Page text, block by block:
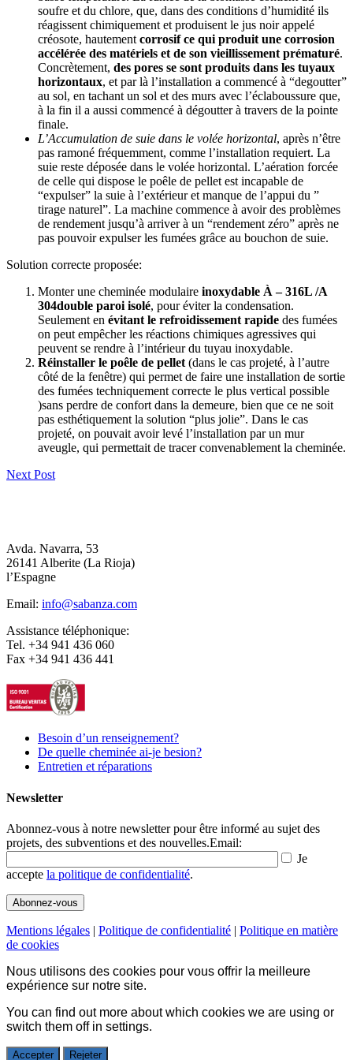
soufre et du chlore, que, dans des conditions d’humidité ils
réagissent chimiquement et produisent le jus noir appelé
créosote, hautementcorrosif ce qui produit une corrosion
accélérée des matériels et de son vieillissement prématuré.
Concrètement, des pores se sont produits dans les tuyaux
horizontaux, et par là l’installation a commencé à “degoutter”
au sol, en tachant un sol et des murs avec l’éclaboussure que,
à la fin il a aussi commencé à dégoutter à travers de la pointe
finale.
L’Accumulation de suie dans le volée horizontal, après n’être
pas ramoné fréquemment, comme l’installation requiert. La
suie reste déposée dans le volée horizontal. L’aération forcée
de celle qui dispose le poêle de pellet est incapable de
“expulser” la suie à l’extérieur et manque de l’appui du ”
tirage naturel”. La machine commence à avoir des problèmes
de rendement jusqu’à arriver à un “rendement zéro” après ne
pas pouvoir expulser les fumées grâce au bouchon de suie.
Solution correcte proposée:
Monter une cheminée modulaire inoxydable À – 316L /A
304double paroi isolé, pour éviter la condensation.
Seulement en évitant le refroidissement rapide des fumées
on peut empêcher les réactions chimiques agressives qui
peuvent se rendre à l’intérieur du tuyau inoxydable.
Réinstaller le poêle de pellet(dans le cas projeté, à l’autre
côté de la fenêtre) qui permet de faire une installation de sortie
des fumées techniquement correcte le plus vertical possible
)sans perdre de confort dans la demeure, bien que ce ne soit
pas esthétiquement la solution “plus jolie”. Dans le cas
projeté, on pouvait avoir levé l’installation par un mur
aveugle, qui permettait de tracer convenablement la cheminée.
Next Post
Avda. Navarra, 53
26141 Alberite (La Rioja)
l’Espagne
Email: info@sabanza.com
Assistance téléphonique:
Tel. +34 941 436 060
Fax +34 941 436 441
Besoin d’un renseignement?
De quelle cheminée ai-je besion?
Entretien et réparations
Newsletter
Abonnez-vous à notre newsletter pour être informé au sujet des
projets, des subventions et des nouvelles.Email:
Je
accepte la politique de confidentialité.
Mentions légales | Politique de confidentialité | Politique en matière
de cookies
Nous utilisons des cookies pour vous offrir la meilleure
expérience sur notre site.
You can find out more about which cookies we are using or
switch them off in settings.
Accepter Rejeter